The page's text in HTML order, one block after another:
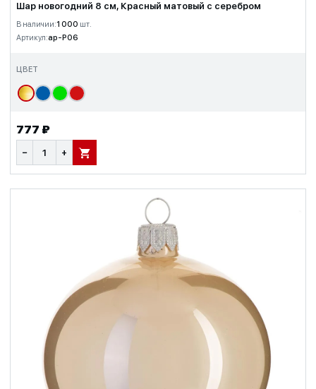
Шар новогодний 8 см, Красный матовый с серебром
В наличии:1 000 шт.
Артикул:ap-P06
ЦВЕТ
777 ₽
− + В КОРЗИНУ